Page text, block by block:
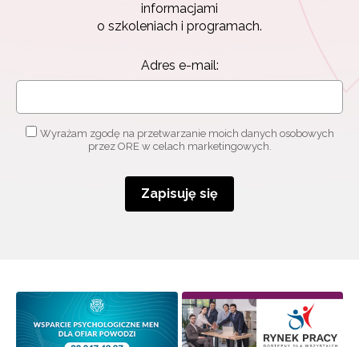
informacjami
o szkoleniach i programach.
Adres e-mail:
Wyrażam zgodę na przetwarzanie moich danych osobowych
przez ORE w celach marketingowych.
Zapisuję się